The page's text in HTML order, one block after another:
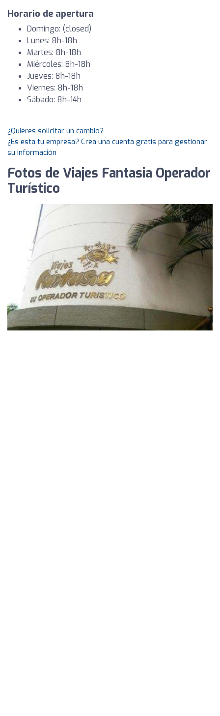
Horario de apertura
Domingo: (closed)
Lunes: 8h-18h
Martes: 8h-18h
Miércoles: 8h-18h
Jueves: 8h-18h
Viernes: 8h-18h
Sábado: 8h-14h
¿Quieres solicitar un cambio?
¿Es esta tu empresa? Crea una cuenta gratis para gestionar
su información
Fotos de Viajes Fantasia Operador
Turístico